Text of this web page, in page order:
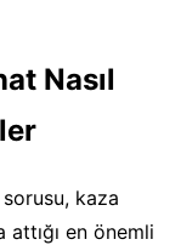
Nasıl
sorusu, kaza
attığı en önemli